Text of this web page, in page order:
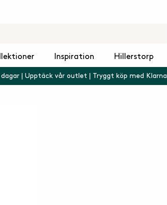
Inspiration Hillerstorp
dagar | Upptäck vår outlet | Tryggt köp med Klarna